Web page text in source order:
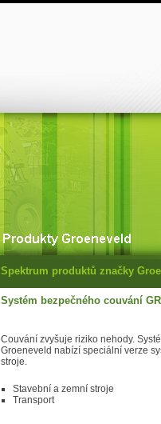
Spektrum produktů značky
Systém bezpečného couvání
Couvání zvyšuje riziko nehody.
Groeneveld nabízí speciální verze
stroje.
Stavební a zemní stroje
Transport